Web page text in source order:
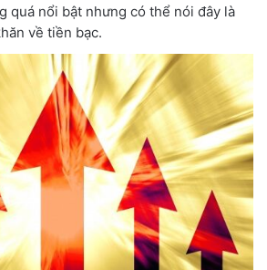
quá nổi bật nhưng có thể nói đây là
về tiền bạc.